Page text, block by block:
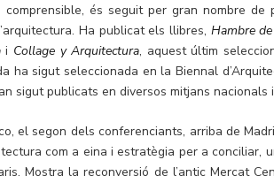
és seguit per gran nombre
Ha publicat els llibres, Hambre
i Collage y Arquitectura, aquest últim
ha sigut seleccionada en la Biennal
sigut publicats en diversos mitjans nacionals
el segon dels conferenciants, arriba de
com a eina i estratègia per a conciliar,
Mostra la reconversió de l’antic Mercat